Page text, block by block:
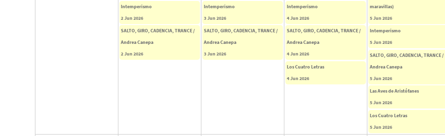
Intemperismo
2 Jun 2026
SALTO, GIRO, CADENCIA, TRANCE /
Andrea Canepa
2 Jun 2026
Intemperismo
3 Jun 2026
SALTO, GIRO, CADENCIA, TRANCE /
Andrea Canepa
3 Jun 2026
Intemperismo
4 Jun 2026
SALTO, GIRO, CADENCIA, TRANCE /
Andrea Canepa
4 Jun 2026
Los Cuatro Letras
4 Jun 2026
maravillas)
5 Jun 2026
Intemperismo
5 Jun 2026
SALTO, GIRO, CADENCIA, TRANCE /
Andrea Canepa
5 Jun 2026
Las Aves de Aristófanes
5 Jun 2026
Los Cuatro Letras
5 Jun 2026